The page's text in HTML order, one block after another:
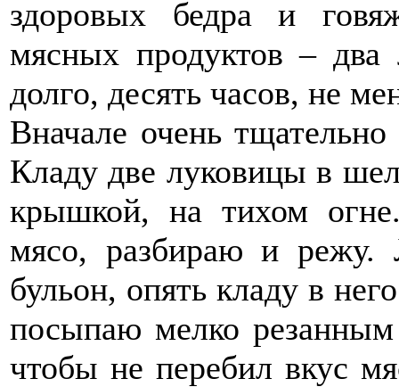
здоровых бедра и
мясных продуктов –
долго, десять часов, не
Вначале очень
Кладу две луковицы в
крышкой, на тихом
мясо, разбираю и
бульон, опять кладу в
посыпаю мелко
чтобы не перебил вкус